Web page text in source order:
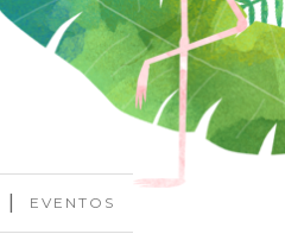
| EVENTOS